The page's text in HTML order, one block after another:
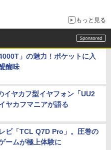
もっと見る
」の魅力！ポケットに入
醐味
イヤカフ型イヤフォン「UU2
ヤカフマニアが語る
ビ「TCL Q7D Pro」。圧巻の
ームが極上体験に